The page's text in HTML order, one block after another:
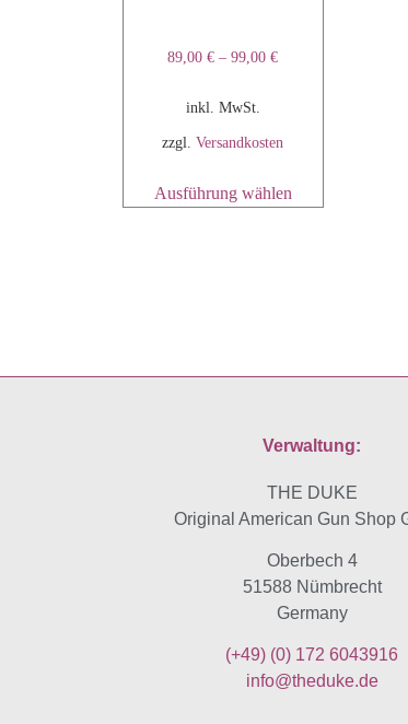
89,00€ –99,00€
inkl. MwSt.
zzgl.Versandkosten
Ausführung wählen
Verwaltung:
THE DUKE
Original American Gun Shop
Oberbech 4
51588 Nümbrecht
Germany
(+49) (0) 172 6043916
info@theduke.de